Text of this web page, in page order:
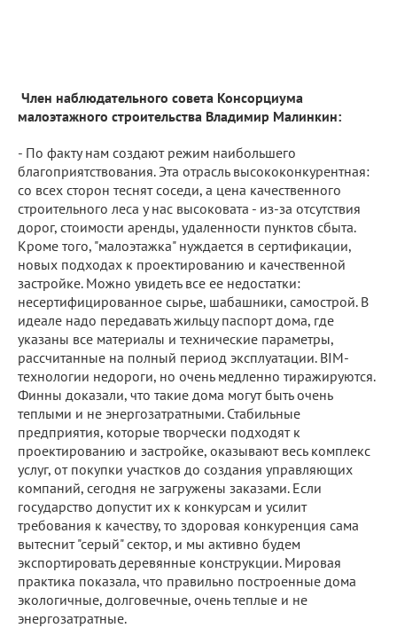
Член наблюдательного совета Консорциума
малоэтажного строительства Владимир Малинкин:
- По факту нам создают режим наибольшего
благоприятствования. Эта отрасль высококонкурентная:
со всех сторон теснят соседи, а цена качественного
строительного леса у нас высоковата - из-за отсутствия
дорог, стоимости аренды, удаленности пунктов сбыта.
Кроме того, "малоэтажка" нуждается в сертификации,
новых подходах к проектированию и качественной
застройке. Можно увидеть все ее недостатки:
несертифицированное сырье, шабашники, самострой. В
идеале надо передавать жильцу паспорт дома, где
указаны все материалы и технические параметры,
рассчитанные на полный период эксплуатации. ВIM-
технологии недороги, но очень медленно тиражируются.
Финны доказали, что такие дома могут быть очень
теплыми и не энергозатратными. Стабильные
предприятия, которые творчески подходят к
проектированию и застройке, оказывают весь комплекс
услуг, от покупки участков до создания управляющих
компаний, сегодня не загружены заказами. Если
государство допустит их к конкурсам и усилит
требования к качеству, то здоровая конкуренция сама
вытеснит "серый" сектор, и мы активно будем
экспортировать деревянные конструкции. Мировая
практика показала, что правильно построенные дома
экологичные, долговечные, очень теплые и не
энергозатратные.